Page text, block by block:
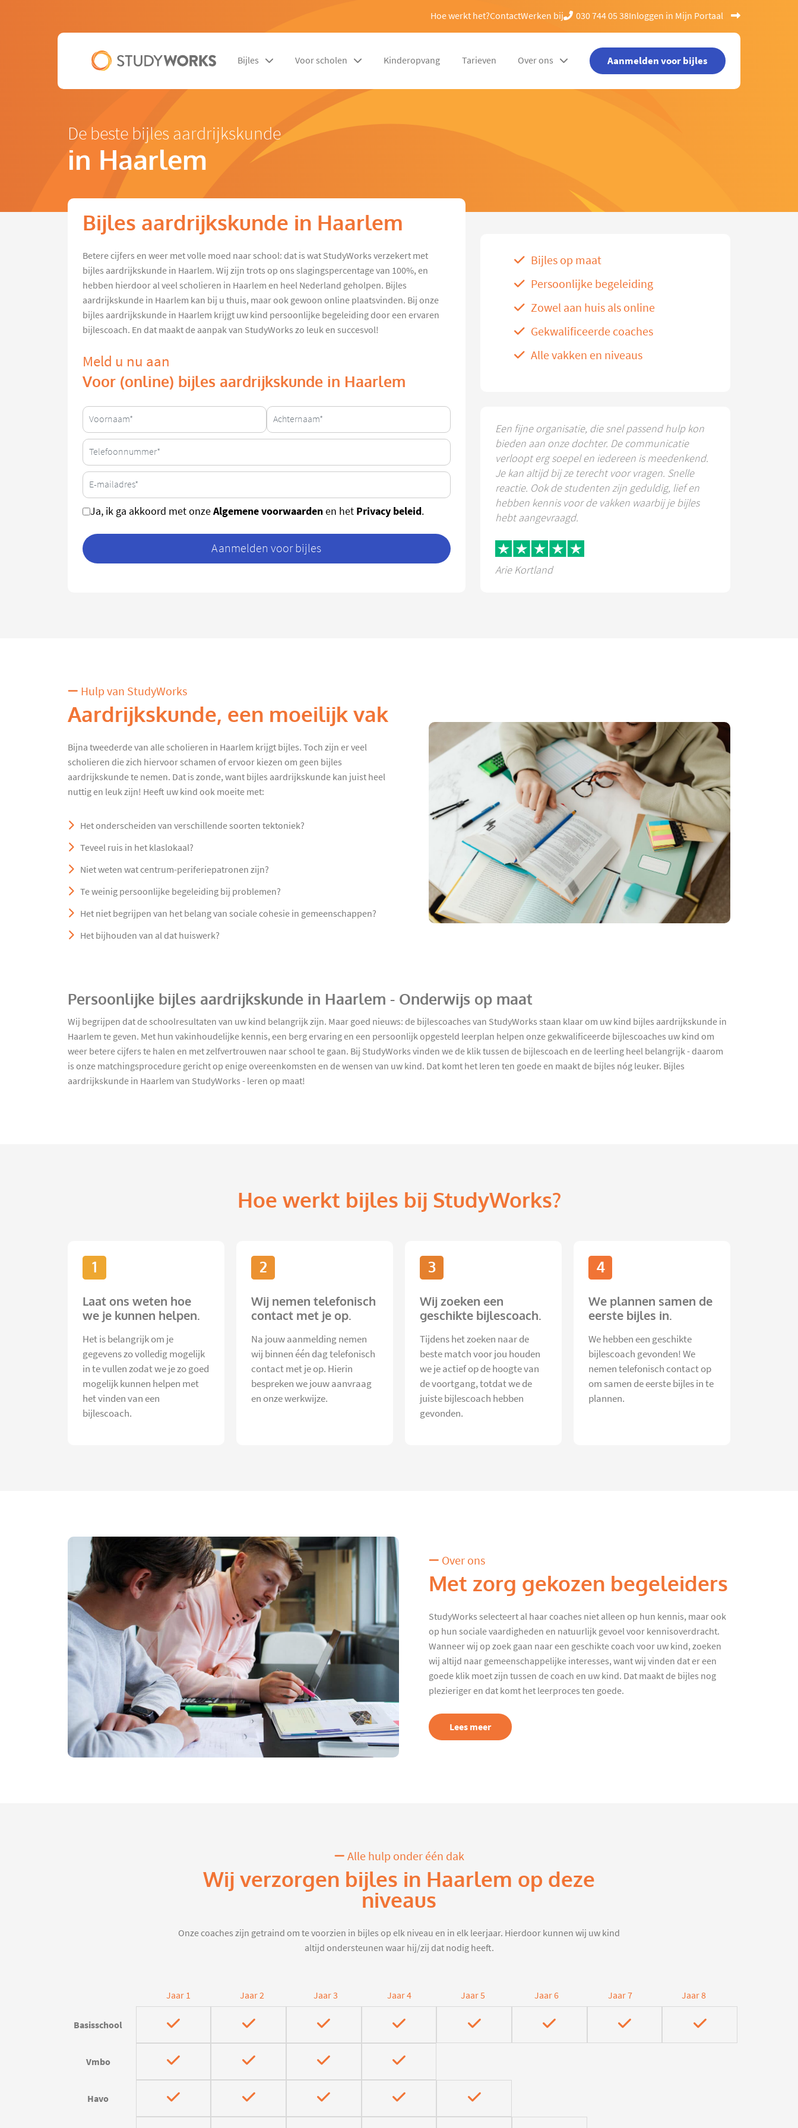
Hoe werkt het?ContactWerken bij 030 744 05 38Inloggen in Mijn Portaal
Bijles Voor scholen Kinderopvang Tarieven Over ons Aanmelden voor bijles
De beste bijles aardrijkskunde
in Haarlem
Bijles aardrijkskunde in Haarlem
Betere cijfers en weer met volle moed naar school: dat is wat StudyWorks verzekert met
bijles aardrijkskunde in Haarlem. Wij zijn trots op ons slagingspercentage van 100%, en
hebben hierdoor al veel scholieren in Haarlem en heel Nederland geholpen. Bijles
aardrijkskunde in Haarlem kan bij u thuis, maar ook gewoon online plaatsvinden. Bij onze
bijles aardrijkskunde in Haarlem krijgt uw kind persoonlijke begeleiding door een ervaren
bijlescoach. En dat maakt de aanpak van StudyWorks zo leuk en succesvol!
Meld u nu aan
Voor (online) bijles aardrijkskunde in Haarlem
Ja, ik ga akkoord met onzeAlgemene voorwaardenen het Privacy beleid.
Aanmelden voor bijles
Bijles op maat
Persoonlijke begeleiding
Zowel aan huis als online
Gekwalificeerde coaches
Alle vakken en niveaus
Een fijne organisatie, die snel passend hulp kon
bieden aan onze dochter. De communicatie
verloopt erg soepel en iedereen is meedenkend.
Je kan altijd bij ze terecht voor vragen. Snelle
reactie. Ook de studenten zijn geduldig, lief en
hebben kennis voor de vakken waarbij je bijles
hebt aangevraagd.
Arie Kortland
Hulp van StudyWorks
Aardrijkskunde, een moeilijk vak
Bijna tweederde van alle scholieren in Haarlem krijgt bijles. Toch zijn er veel
scholieren die zich hiervoor schamen of ervoor kiezen om geen bijles
aardrijkskunde te nemen. Dat is zonde, want bijles aardrijkskunde kan juist heel
nuttig en leuk zijn! Heeft uw kind ook moeite met:
Het onderscheiden van verschillende soorten tektoniek?
Teveel ruis in het klaslokaal?
Niet weten wat centrum-periferiepatronen zijn?
Te weinig persoonlijke begeleiding bij problemen?
Het niet begrijpen van het belang van sociale cohesie in gemeenschappen?
Het bijhouden van al dat huiswerk?
Persoonlijke bijles aardrijkskunde in Haarlem - Onderwijs op maat
Wij begrijpen dat de schoolresultaten van uw kind belangrijk zijn. Maar goed nieuws: de bijlescoaches van StudyWorks staan klaar om uw kind bijles aardrijkskunde in
Haarlem te geven. Met hun vakinhoudelijke kennis, een berg ervaring en een persoonlijk opgesteld leerplan helpen onze gekwalificeerde bijlescoaches uw kind om
weer betere cijfers te halen en met zelfvertrouwen naar school te gaan. Bij StudyWorks vinden we de klik tussen de bijlescoach en de leerling heel belangrijk - daarom
is onze matchingsprocedure gericht op enige overeenkomsten en de wensen van uw kind. Dat komt het leren ten goede en maakt de bijles nóg leuker. Bijles
aardrijkskunde in Haarlem van StudyWorks - leren op maat!
Hoe werkt bijles bij StudyWorks?
1
Laat ons weten hoe
we je kunnen helpen.
Het is belangrijk om je
gegevens zo volledig mogelijk
in te vullen zodat we je zo goed
mogelijk kunnen helpen met
het vinden van een
bijlescoach.
2
Wij nemen telefonisch
contact met je op.
Na jouw aanmelding nemen
wij binnen één dag telefonisch
contact met je op. Hierin
bespreken we jouw aanvraag
en onze werkwijze.
3
Wij zoeken een
geschikte bijlescoach.
Tijdens het zoeken naar de
beste match voor jou houden
we je actief op de hoogte van
de voortgang, totdat we de
juiste bijlescoach hebben
gevonden.
4
We plannen samen de
eerste bijles in.
We hebben een geschikte
bijlescoach gevonden! We
nemen telefonisch contact op
om samen de eerste bijles in te
plannen.
Over ons
Met zorg gekozen begeleiders
StudyWorks selecteert al haar coaches niet alleen op hun kennis, maar ook
op hun sociale vaardigheden en natuurlijk gevoel voor kennisoverdracht.
Wanneer wij op zoek gaan naar een geschikte coach voor uw kind, zoeken
wij altijd naar gemeenschappelijke interesses, want wij vinden dat er een
goede klik moet zijn tussen de coach en uw kind. Dat maakt de bijles nog
plezieriger en dat komt het leerproces ten goede.
Lees meer
Alle hulp onder één dak
Wij verzorgen bijles in Haarlem op deze
niveaus
Onze coaches zijn getraind om te voorzien in bijles op elk niveau en in elk leerjaar. Hierdoor kunnen wij uw kind
altijd ondersteunen waar hij/zij dat nodig heeft.
Jaar 1 Jaar 2 Jaar 3 Jaar 4 Jaar 5 Jaar 6 Jaar 7 Jaar 8
Basisschool
Vmbo
Havo